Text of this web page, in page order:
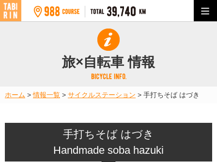
旅×自転車 情報
ホーム >情報一覧 > サイクルステーション > 手打ちそば はづき
手打ちそば はづき
Handmade soba hazuki